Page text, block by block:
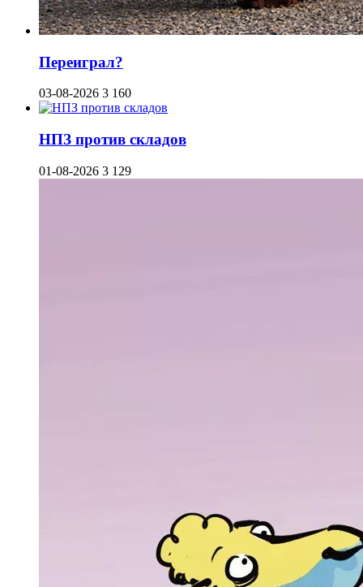
Переиграл?
03-08-2026 3 160
НПЗ против складов
01-08-2026 3 129